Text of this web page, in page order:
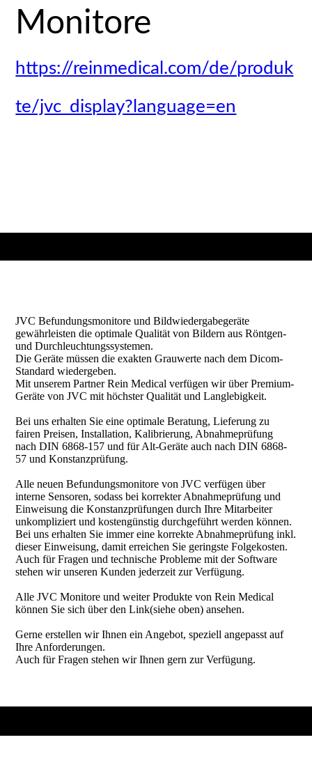
Monitore
https://reinmedical.com/de/produk
te/jvc_display?language=en
JVC Befundungsmonitore und Bildwiedergabegeräte
gewährleisten die optimale Qualität von Bildern aus Röntgen-
und Durchleuchtungssystemen.
Die Geräte müssen die exakten Grauwerte nach dem Dicom-
Standard wiedergeben.
Mit unserem Partner Rein Medical verfügen wir über Premium-
Geräte von JVC mit höchster Qualität und Langlebigkeit.
Bei uns erhalten Sie eine optimale Beratung, Lieferung zu
fairen Preisen, Installation, Kalibrierung, Abnahmeprüfung
nach DIN 6868-157 und für Alt-Geräte auch nach DIN 6868-
57 und Konstanzprüfung.
Alle neuen Befundungsmonitore von JVC verfügen über
interne Sensoren, sodass bei korrekter Abnahmeprüfung und
Einweisung die Konstanzprüfungen durch Ihre Mitarbeiter
unkompliziert und kostengünstig durchgeführt werden können.
Bei uns erhalten Sie immer eine korrekte Abnahmeprüfung inkl.
dieser Einweisung, damit erreichen Sie geringste Folgekosten.
Auch für Fragen und technische Probleme mit der Software
stehen wir unseren Kunden jederzeit zur Verfügung.
Alle JVC Monitore und weiter Produkte von Rein Medical
können Sie sich über den Link(siehe oben) ansehen.
Gerne erstellen wir Ihnen ein Angebot, speziell angepasst auf
Ihre Anforderungen.
Auch für Fragen stehen wir Ihnen gern zur Verfügung.